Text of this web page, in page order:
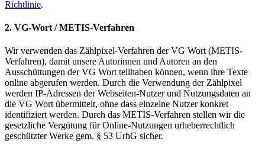
Richtlinie.
2. VG-Wort / METIS-Verfahren
Wir verwenden das Zählpixel-Verfahren der VG Wort (METIS-
Verfahren), damit unsere Autorinnen und Autoren an den
Ausschüttungen der VG Wort teilhaben können, wenn ihre Texte
online abgerufen werden. Durch die Verwendung der Zählpixel
werden IP-Adressen der Webseiten-Nutzer und Nutzungsdaten an
die VG Wort übermittelt, ohne dass einzelne Nutzer konkret
identifiziert werden. Durch das METIS-Verfahren stellen wir die
gesetzliche Vergütung für Online-Nutzungen urheberrechtlich
geschützter Werke gem. § 53 UrhG sicher.